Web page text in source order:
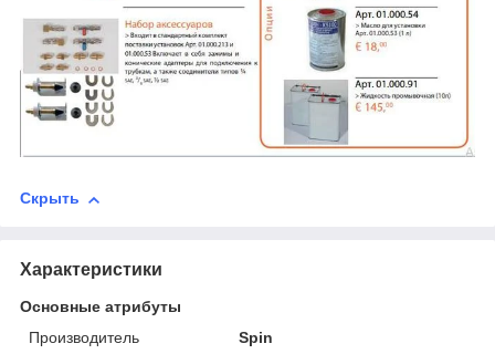
Скрыть
Характеристики
Основные атрибуты
Производитель
Spin